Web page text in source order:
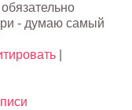
- думаю самый